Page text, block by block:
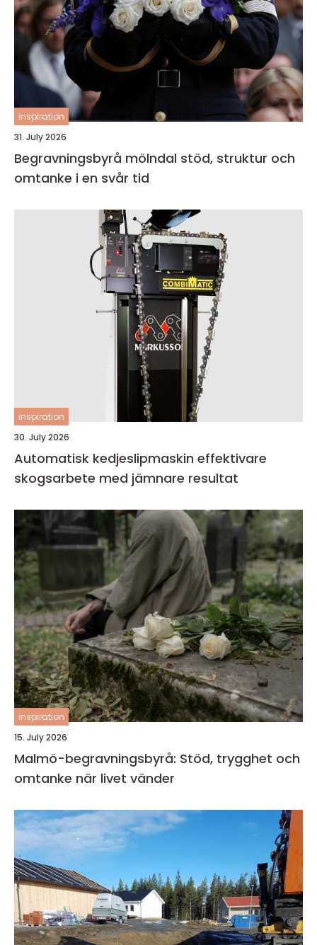
inspiration
31. July 2026
Begravningsbyrå mölndal stöd, struktur och
omtanke i en svår tid
inspiration
30. July 2026
Automatisk kedjeslipmaskin effektivare
skogsarbete med jämnare resultat
inspiration
15. July 2026
Malmö-begravningsbyrå: Stöd, trygghet och
omtanke när livet vänder